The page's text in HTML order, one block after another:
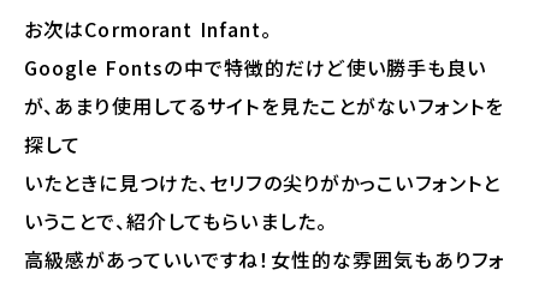
お次はCormorant Infant。
Google Fontsの中で特徴的だけど使い勝手も良い
が、あまり使用してるサイトを見たことがないフォントを
探して
いたときに見つけた、セリフの尖りがかっこいフォントと
いうことで、紹介してもらいました。
高級感があっていいですね！女性的な雰囲気もありフォ